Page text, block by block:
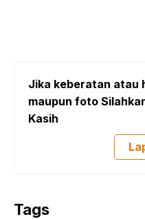
Jika keberatan atau
maupun foto
Kasih
Tags